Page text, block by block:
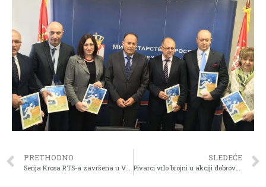
PRETHODNO
Serija Krosa RTS-a završena u Vrbasu
SLEDEĆE
Pivarci vrlo brojni u akciji dobrovoljnog davanja krvi